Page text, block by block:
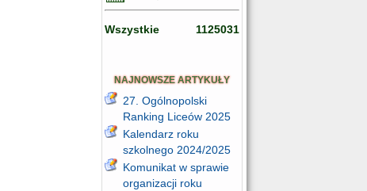
Wszystkie 1125031
NAJNOWSZE ARTYKUŁY
27. Ogólnopolski
Ranking Liceów 2025
Kalendarz roku
szkolnego 2024/2025
Komunikat w sprawie
organizacji roku